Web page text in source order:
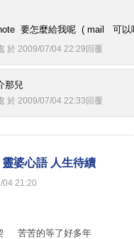
要怎麼給我呢 ( mail 可以
於 2009/07/04 22:29 回覆
那兒
於 2009/07/04 22:33 回覆
靈婆心語 人生待續
/04 21:20
苦苦的等了好多年